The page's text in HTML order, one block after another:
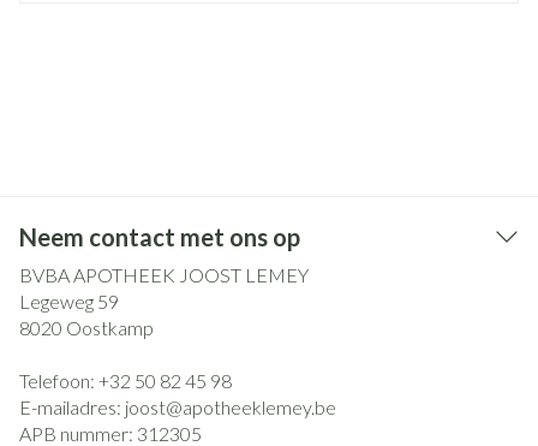
Neem contact met ons op
BVBA APOTHEEK JOOST LEMEY
Legeweg 59
8020 Oostkamp
Telefoon: +32 50 82 45 98
E-mailadres: joost@apotheeklemey.be
APB nummer: 312305